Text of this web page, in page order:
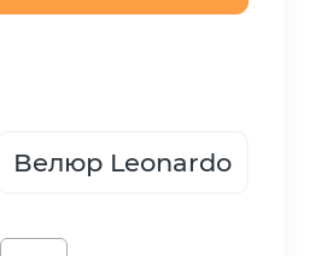
Велюр Leonardo